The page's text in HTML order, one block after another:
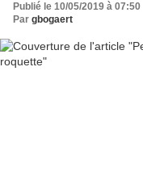
Publié le 10/05/2019 à 07:50
Par gbogaert